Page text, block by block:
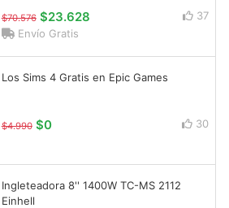
$70.576 $23.628
37
Envío Gratis
Los Sims 4 Gratis en Epic Games
$4.990 $0 30
Ingleteadora 8'' 1400W TC-MS 2112
Einhell